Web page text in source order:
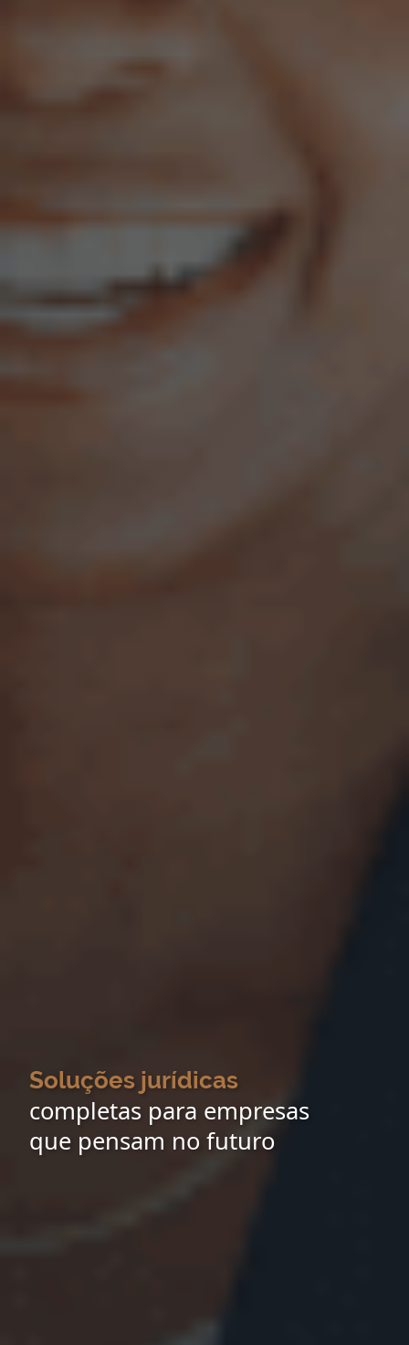
Soluções jurídicas
completas para empresas
que pensam no futuro